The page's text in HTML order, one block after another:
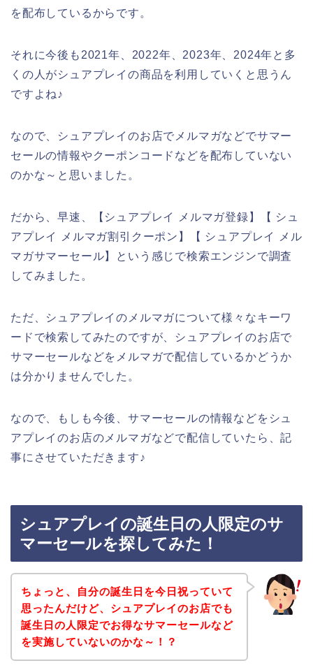
を配布しているからです。
それに今後も2021年、2022年、2023年、2024年と多
くの人がシュアプレイの商品を利用していくと思うん
ですよね♪
なので、シュアプレイのお店でメルマガなどでサマー
セールの情報やクーポンコードなどを配布していない
のかな～と思いました。
だから、早速、【シュアプレイ メルマガ登録】【 シュ
アプレイ メルマガ割引クーポン】【 シュアプレイ メル
マガサマーセール】という感じで検索エンジンで調査
してみました。
ただ、シュアプレイのメルマガについて様々なキーワ
ードで検索してみたのですが、シュアプレイのお店で
サマーセールなどをメルマガで配信しているかどうか
は分かりませんでした。
なので、もしも今後、サマーセールの情報などをシュ
アプレイのお店のメルマガなどで配信していたら、記
事にさせていただきます♪
シュアプレイの誕生日の人限定のサ
マーセールを探してみた！
ちょっと、自分の誕生日を今日祝っていて
思ったんだけど、シュアプレイのお店でも
誕生日の人限定でお得なサマーセールなど
を実施していないのかな～！？